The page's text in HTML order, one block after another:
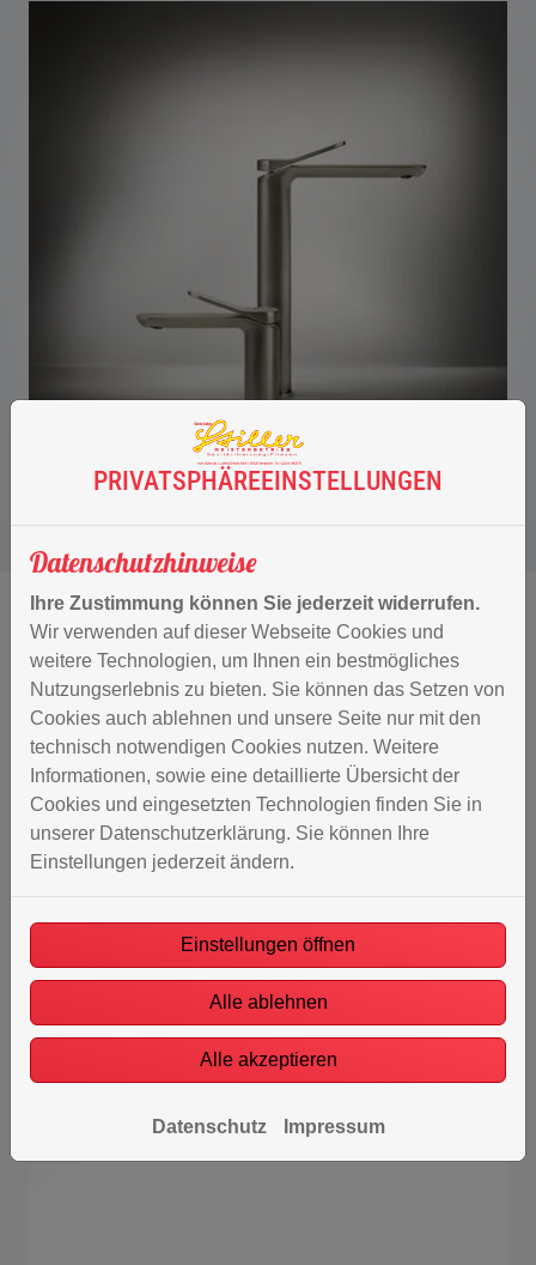
PRIVATSPHÄRE­EINSTELLUNGEN
Datenschutzhinweise
Ihre Zustimmung können Sie jederzeit widerrufen.
Wir verwenden auf dieser Webseite Cookies und
weitere Technologien, um Ihnen ein bestmögliches
Nutzungserlebnis zu bieten. Sie können das Setzen von
Cookies auch ablehnen und unsere Seite nur mit den
technisch notwendigen Cookies nutzen. Weitere
Informationen, sowie eine detaillierte Übersicht der
Cookies und eingesetzten Technologien finden Sie in
unserer Datenschutzerklärung. Sie können Ihre
Einstellungen jederzeit ändern.
Einstellungen öffnen
Alle ablehnen
Alle akzeptieren
Datenschutz Impressum